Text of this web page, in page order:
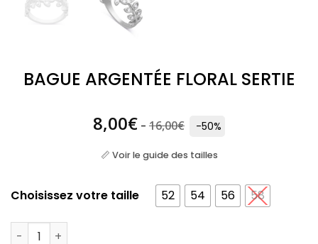
BAGUE ARGENTÉE FLORAL SERTIE
8,00€ - 16,00€ -50%
📏 Voir le guide des tailles
Choisissez votre taille 52 54 56 58
quantité de Bague argentée floral sertie